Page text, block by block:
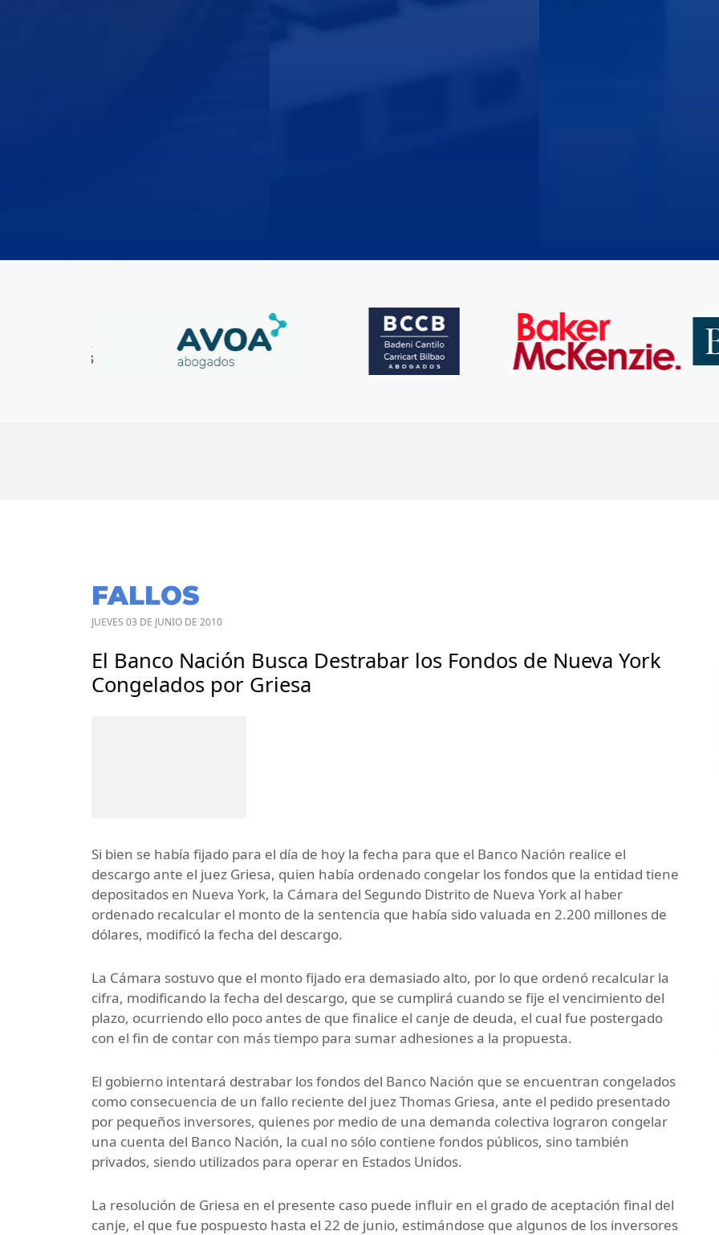
FALLOS
JUEVES 03 DE JUNIO DE 2010
El Banco Nación Busca Destrabar los Fondos de Nueva York
Congelados por Griesa
Si bien se había fijado para el día de hoy la fecha para que el Banco Nación realice el
descargo ante el juez Griesa, quien había ordenado congelar los fondos que la entidad tiene
depositados en Nueva York, la Cámara del Segundo Distrito de Nueva York al haber
ordenado recalcular el monto de la sentencia que había sido valuada en 2.200 millones de
dólares, modificó la fecha del descargo.
La Cámara sostuvo que el monto fijado era demasiado alto, por lo que ordenó recalcular la
cifra, modificando la fecha del descargo, que se cumplirá cuando se fije el vencimiento del
plazo, ocurriendo ello poco antes de que finalice el canje de deuda, el cual fue postergado
con el fin de contar con más tiempo para sumar adhesiones a la propuesta.
El gobierno intentará destrabar los fondos del Banco Nación que se encuentran congelados
como consecuencia de un fallo reciente del juez Thomas Griesa, ante el pedido presentado
por pequeños inversores, quienes por medio de una demanda colectiva lograron congelar
una cuenta del Banco Nación, la cual no sólo contiene fondos públicos, sino también
privados, siendo utilizados para operar en Estados Unidos.
La resolución de Griesa en el presente caso puede influir en el grado de aceptación final del
canje, el que fue pospuesto hasta el 22 de junio, estimándose que algunos de los inversores